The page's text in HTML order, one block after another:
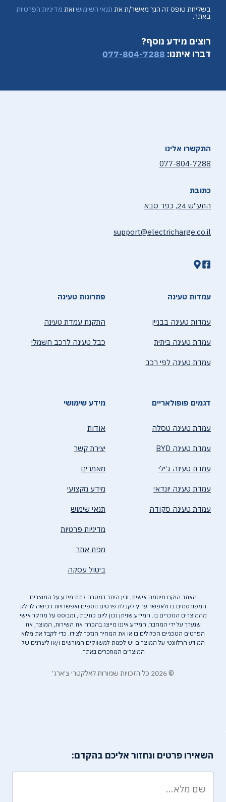
בשליחת טופס זה הנך מאשר/ת את תנאי השימוש ואת מדיניות הפרטיות
באתר.
רוצים מידע נוסף?
דברו איתנו: 077-804-7288
התקשרו אלינו
077-804-7288
כתובת
התע״ש 24, כפר סבא
support@electricharge.co.il
עמדות טעינה
עמדות טעינה בבניין
עמדת טעינה ביתית
עמדת טעינה לפי רכב
פתרונות טעינה
התקנת עמדת טעינה
כבל טעינה לרכב חשמלי
דגמים פופולאריים
עמדת טעינה טסלה
עמדת טעינה BYD
עמדת טעינה ג׳ילי
עמדת טעינה יונדאי
עמדת טעינה סקודה
מידע שימושי
אודות
יצירת קשר
מאמרים
מידע מקצועי
תנאי שימוש
מדיניות פרטיות
מפת אתר
ביטול עסקה
האתר הוקם מיוזמה אישית, ובין היתר במטרה לתת מידע על המוצרים
המפורסמים בו ולאפשר ערוץ לקבלת פרטים נוספים ואפשרויות רכישה לחלק
מהמוצרים הנזכרים בו. המידע שניתן נכון ליום כתיבתו, ומבוסס על מחקר אישי
שנערך על ידי המחבר. המידע איננו מייצג בהכרח את השירות, המוצר, את
הפרטים הטכניים הכלולים בו או את המחיר הנזכר לצידו. כדי לקבל את מלוא
המידע הרלוונטי על המוצרים יש לפנות למשווקים המורשים ו/או ליצרנים של
המוצרים המוזכרים באתר.
© 2026 כל הזכויות שמורות לאלקטרי צ׳ארג׳
השאירו פרטים ונחזור אליכם בהקדם: